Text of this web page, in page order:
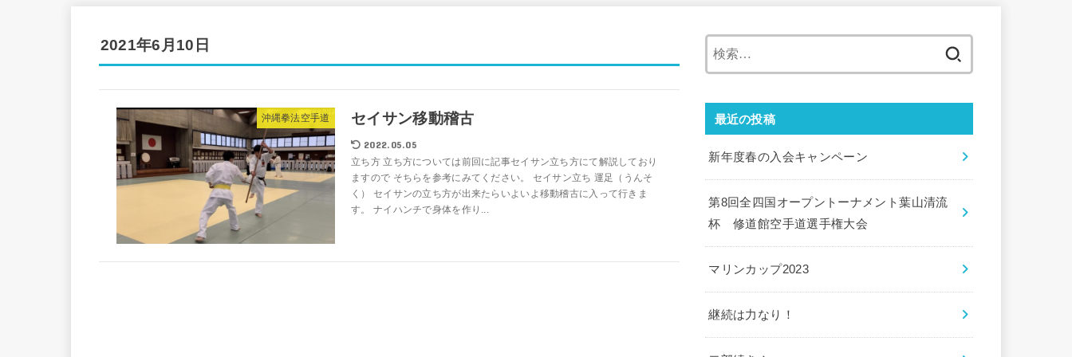
2021年6月10日
沖縄拳法空手道 セイサン移動稽古
2022.05.05
立ち方 立ち方については前回に記事セイサン立ち方にて解説しており
ますので そちらを参考にみてください。 セイサン立ち 運足（うんそ
く） セイサンの立ち方が出来たらいよいよ移動稽古に入って行きま
す。 ナイハンチで身体を作り...
最近の投稿
新年度春の入会キャンペーン
第8回全四国オープントーナメント葉山清流
杯 修道館空手道選手権大会
マリンカップ2023
継続は力なり！